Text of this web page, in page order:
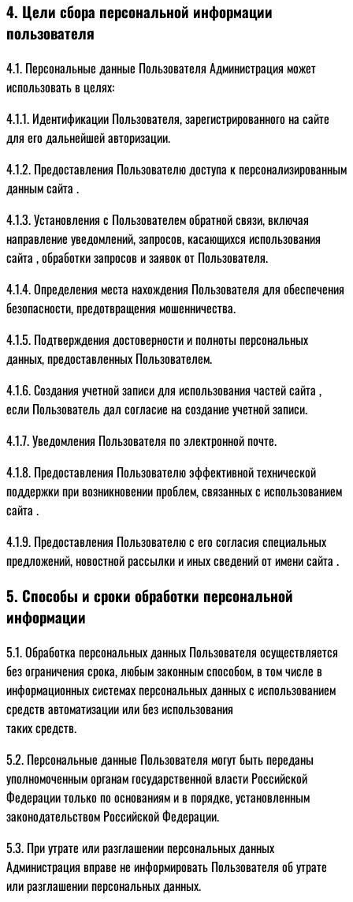
4. Цели сбора персональной информации
пользователя
4.1. Персональные данные Пользователя Администрация может
использовать в целях:
4.1.1. Идентификации Пользователя, зарегистрированного на сайте
для его дальнейшей авторизации.
4.1.2. Предоставления Пользователю доступа к персонализированным
данным сайта .
4.1.3. Установления с Пользователем обратной связи, включая
направление уведомлений, запросов, касающихся использования
сайта , обработки запросов и заявок от Пользователя.
4.1.4. Определения места нахождения Пользователя для обеспечения
безопасности, предотвращения мошенничества.
4.1.5. Подтверждения достоверности и полноты персональных
данных, предоставленных Пользователем.
4.1.6. Создания учетной записи для использования частей сайта ,
если Пользователь дал согласие на создание учетной записи.
4.1.7. Уведомления Пользователя по электронной почте.
4.1.8. Предоставления Пользователю эффективной технической
поддержки при возникновении проблем, связанных с использованием
сайта .
4.1.9. Предоставления Пользователю с его согласия специальных
предложений, новостной рассылки и иных сведений от имени сайта .
5. Способы и сроки обработки персональной
информации
5.1. Обработка персональных данных Пользователя осуществляется
без ограничения срока, любым законным способом, в том числе в
информационных системах персональных данных с использованием
средств автоматизации или без использования
таких средств.
5.2. Персональные данные Пользователя могут быть переданы
уполномоченным органам государственной власти Российской
Федерации только по основаниям и в порядке, установленным
законодательством Российской Федерации.
5.3. При утрате или разглашении персональных данных
Администрация вправе не информировать Пользователя об утрате
или разглашении персональных данных.